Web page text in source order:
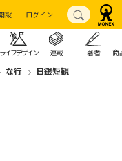
設 ログイン
ライフデザイン 連載 著者 商
な行 日銀短観